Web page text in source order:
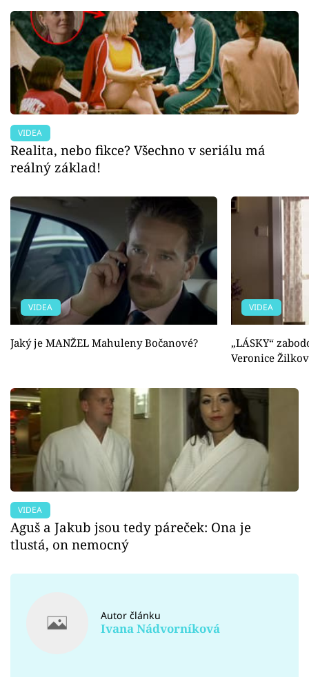
VIDEA
Realita, nebo fikce? Všechno v seriálu má
reálný základ!
VIDEA
Jaký je MANŽEL Mahuleny Bočanové?
VIDEA
„LÁSKY“
Veronice
VIDEA
Aguš a Jakub jsou tedy páreček: Ona je
tlustá, on nemocný
Autor článku
Ivana Nádvorníková